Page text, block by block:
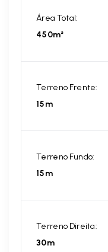
Área Total:
450m²
Terreno Frente:
15m
Terreno Fundo:
15m
Terreno Direita:
30m